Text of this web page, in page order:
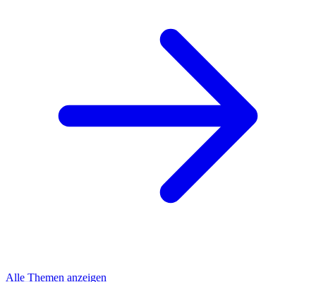
Alle Themen anzeigen